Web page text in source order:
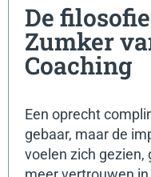
De
Zumker
Coaching
Een oprecht
gebaar, maar de
voelen zich gezien,